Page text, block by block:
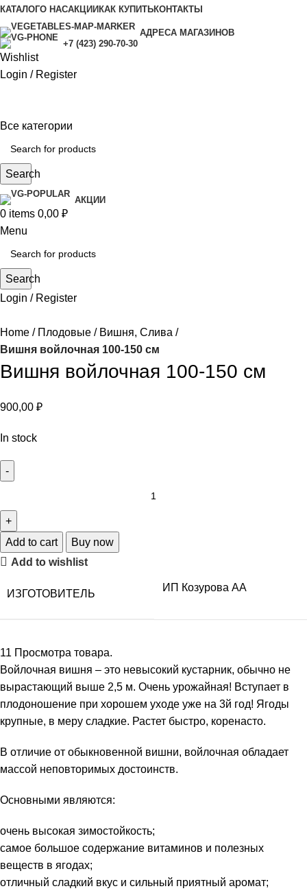
КАТАЛОГО НАСАКЦИИ КАК КУПИТЬКОНТАКТЫ
АДРЕСА МАГАЗИНОВ
+7 (423) 290-70-30
Wishlist
Login / Register
Все категории
Search
АКЦИИ
0 items 0,00 ₽
Menu
Search
Login / Register
Home Плодовые
Вишня, Слива
Вишня войлочная 100-150 см
Вишня войлочная 100-150 см
900,00 ₽
In stock
Add to cart
Buy now
Add to wishlist
ИЗГОТОВИТЕЛЬ
ИП Козурова АА
11 Просмотра товара.
Войлочная вишня – это невысокий кустарник, обычно не
вырастающий выше 2,5 м. Очень урожайная! Вступает в
плодоношение при хорошем уходе уже на 3й год! Ягоды
крупные, в меру сладкие. Растет быстро, коренасто.
В отличие от обыкновенной вишни, войлочная обладает
массой неповторимых достоинств.
Основными являются:
очень высокая зимостойкость;
самое большое содержание витаминов и полезных
веществ в ягодах;
отличный сладкий вкус и сильный приятный аромат;